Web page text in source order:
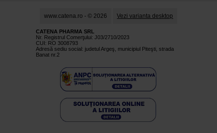
www.catena.ro - © 2026 Vezi varianta desktop
CATENA PHARMA SRL
Nr. Registrul Comerţului: J03/2710/2023
CUI: RO 3008793
Adresă sediu social: judetul Argeş, municipiul Piteşti, strada
Banat nr.2